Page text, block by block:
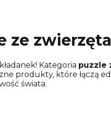
ze
Kategoria puzzle
produkty, które łączą
świata.